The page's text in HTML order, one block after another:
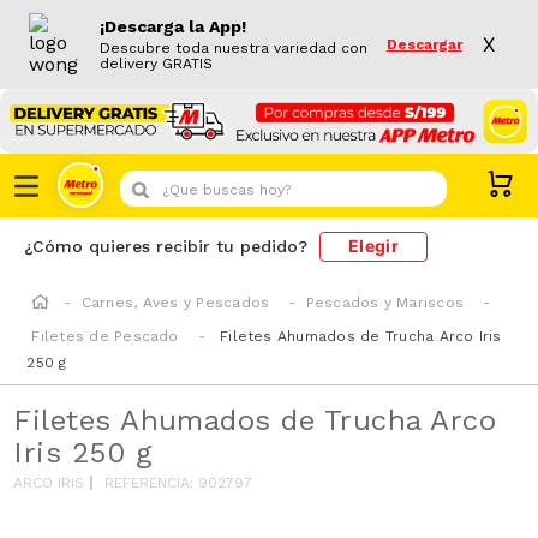
¡Descarga la App!
Descubre toda nuestra variedad con
delivery GRATIS
Descargar X
¿Que buscas hoy?
¿Cómo quieres recibir tu pedido? Elegir
Carnes, Aves y Pescados
Pescados y Mariscos
Filetes de Pescado
Filetes Ahumados de Trucha Arco Iris
250 g
Filetes Ahumados de Trucha Arco
Iris 250 g
ARCO IRIS REFERENCIA: 902797